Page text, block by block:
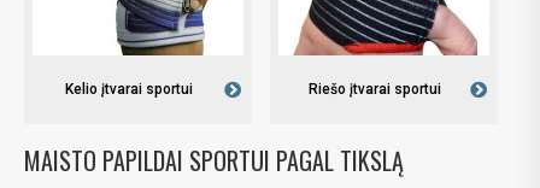
Kelio įtvarai sportui Riešo įtvarai sportui
MAISTO PAPILDAI SPORTUI PAGAL TIKSLĄ